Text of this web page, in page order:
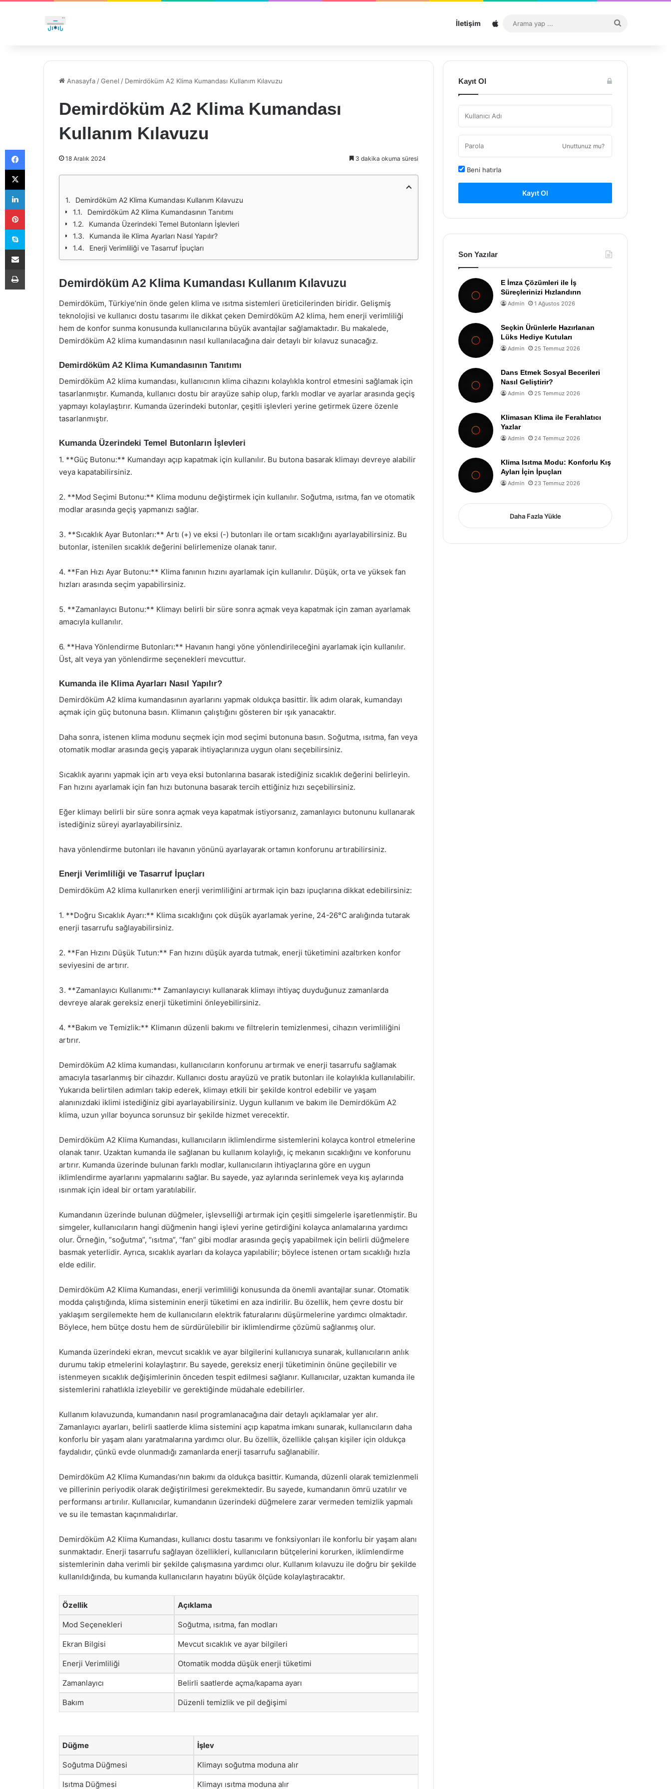
İletişim Sitemap
...
Anasayfa /Genel / Demirdöküm A2 Klima Kumandası Kullanım Kılavuzu
Demirdöküm A2 Klima Kumandası
Kullanım Kılavuzu
18 Aralık 2024 3 dakika okuma süresi
Demirdöküm A2 Klima Kumandası Kullanım Kılavuzu
Demirdöküm A2 Klima Kumandasının Tanıtımı
Kumanda Üzerindeki Temel Butonların İşlevleri
Kumanda ile Klima Ayarları Nasıl Yapılır?
Enerji Verimliliği ve Tasarruf İpuçları
Demirdöküm A2 Klima Kumandası Kullanım Kılavuzu
Demirdöküm, Türkiye’nin önde gelen klima ve ısıtma sistemleri üreticilerinden biridir. Gelişmiş
teknolojisi ve kullanıcı dostu tasarımı ile dikkat çeken Demirdöküm A2 klima, hem enerji verimliliği
hem de konfor sunma konusunda kullanıcılarına büyük avantajlar sağlamaktadır. Bu makalede,
Demirdöküm A2 klima kumandasının nasıl kullanılacağına dair detaylı bir kılavuz sunacağız.
Demirdöküm A2 Klima Kumandasının Tanıtımı
Demirdöküm A2 klima kumandası, kullanıcının klima cihazını kolaylıkla kontrol etmesini sağlamak için
tasarlanmıştır. Kumanda, kullanıcı dostu bir arayüze sahip olup, farklı modlar ve ayarlar arasında geçiş
yapmayı kolaylaştırır. Kumanda üzerindeki butonlar, çeşitli işlevleri yerine getirmek üzere özenle
tasarlanmıştır.
Kumanda Üzerindeki Temel Butonların İşlevleri
1. **Güç Butonu:** Kumandayı açıp kapatmak için kullanılır. Bu butona basarak klimayı devreye alabilir
veya kapatabilirsiniz.
2. **Mod Seçimi Butonu:** Klima modunu değiştirmek için kullanılır. Soğutma, ısıtma, fan ve otomatik
modlar arasında geçiş yapmanızı sağlar.
3. **Sıcaklık Ayar Butonları:** Artı (+) ve eksi (-) butonları ile ortam sıcaklığını ayarlayabilirsiniz. Bu
butonlar, istenilen sıcaklık değerini belirlemenize olanak tanır.
4. **Fan Hızı Ayar Butonu:** Klima fanının hızını ayarlamak için kullanılır. Düşük, orta ve yüksek fan
hızları arasında seçim yapabilirsiniz.
5. **Zamanlayıcı Butonu:** Klimayı belirli bir süre sonra açmak veya kapatmak için zaman ayarlamak
amacıyla kullanılır.
6. **Hava Yönlendirme Butonları:** Havanın hangi yöne yönlendirileceğini ayarlamak için kullanılır.
Üst, alt veya yan yönlendirme seçenekleri mevcuttur.
Kumanda ile Klima Ayarları Nasıl Yapılır?
Demirdöküm A2 klima kumandasının ayarlarını yapmak oldukça basittir. İlk adım olarak, kumandayı
açmak için güç butonuna basın. Klimanın çalıştığını gösteren bir ışık yanacaktır.
Daha sonra, istenen klima modunu seçmek için mod seçimi butonuna basın. Soğutma, ısıtma, fan veya
otomatik modlar arasında geçiş yaparak ihtiyaçlarınıza uygun olanı seçebilirsiniz.
Sıcaklık ayarını yapmak için artı veya eksi butonlarına basarak istediğiniz sıcaklık değerini belirleyin.
Fan hızını ayarlamak için fan hızı butonuna basarak tercih ettiğiniz hızı seçebilirsiniz.
Eğer klimayı belirli bir süre sonra açmak veya kapatmak istiyorsanız, zamanlayıcı butonunu kullanarak
istediğiniz süreyi ayarlayabilirsiniz.
hava yönlendirme butonları ile havanın yönünü ayarlayarak ortamın konforunu artırabilirsiniz.
Enerji Verimliliği ve Tasarruf İpuçları
Demirdöküm A2 klima kullanırken enerji verimliliğini artırmak için bazı ipuçlarına dikkat edebilirsiniz:
1. **Doğru Sıcaklık Ayarı:** Klima sıcaklığını çok düşük ayarlamak yerine, 24-26°C aralığında tutarak
enerji tasarrufu sağlayabilirsiniz.
2. **Fan Hızını Düşük Tutun:** Fan hızını düşük ayarda tutmak, enerji tüketimini azaltırken konfor
seviyesini de artırır.
3. **Zamanlayıcı Kullanımı:** Zamanlayıcıyı kullanarak klimayı ihtiyaç duyduğunuz zamanlarda
devreye alarak gereksiz enerji tüketimini önleyebilirsiniz.
4. **Bakım ve Temizlik:** Klimanın düzenli bakımı ve filtrelerin temizlenmesi, cihazın verimliliğini
artırır.
Demirdöküm A2 klima kumandası, kullanıcıların konforunu artırmak ve enerji tasarrufu sağlamak
amacıyla tasarlanmış bir cihazdır. Kullanıcı dostu arayüzü ve pratik butonları ile kolaylıkla kullanılabilir.
Yukarıda belirtilen adımları takip ederek, klimayı etkili bir şekilde kontrol edebilir ve yaşam
alanınızdaki iklimi istediğiniz gibi ayarlayabilirsiniz. Uygun kullanım ve bakım ile Demirdöküm A2
klima, uzun yıllar boyunca sorunsuz bir şekilde hizmet verecektir.
Demirdöküm A2 Klima Kumandası, kullanıcıların iklimlendirme sistemlerini kolayca kontrol etmelerine
olanak tanır. Uzaktan kumanda ile sağlanan bu kullanım kolaylığı, iç mekanın sıcaklığını ve konforunu
artırır. Kumanda üzerinde bulunan farklı modlar, kullanıcıların ihtiyaçlarına göre en uygun
iklimlendirme ayarlarını yapmalarını sağlar. Bu sayede, yaz aylarında serinlemek veya kış aylarında
ısınmak için ideal bir ortam yaratılabilir.
Kumandanın üzerinde bulunan düğmeler, işlevselliği artırmak için çeşitli simgelerle işaretlenmiştir. Bu
simgeler, kullanıcıların hangi düğmenin hangi işlevi yerine getirdiğini kolayca anlamalarına yardımcı
olur. Örneğin, “soğutma”, “ısıtma”, “fan” gibi modlar arasında geçiş yapabilmek için belirli düğmelere
basmak yeterlidir. Ayrıca, sıcaklık ayarları da kolayca yapılabilir; böylece istenen ortam sıcaklığı hızla
elde edilir.
Demirdöküm A2 Klima Kumandası, enerji verimliliği konusunda da önemli avantajlar sunar. Otomatik
modda çalıştığında, klima sisteminin enerji tüketimi en aza indirilir. Bu özellik, hem çevre dostu bir
yaklaşım sergilemekte hem de kullanıcıların elektrik faturalarını düşürmelerine yardımcı olmaktadır.
Böylece, hem bütçe dostu hem de sürdürülebilir bir iklimlendirme çözümü sağlanmış olur.
Kumanda üzerindeki ekran, mevcut sıcaklık ve ayar bilgilerini kullanıcıya sunarak, kullanıcıların anlık
durumu takip etmelerini kolaylaştırır. Bu sayede, gereksiz enerji tüketiminin önüne geçilebilir ve
istenmeyen sıcaklık değişimlerinin önceden tespit edilmesi sağlanır. Kullanıcılar, uzaktan kumanda ile
sistemlerini rahatlıkla izleyebilir ve gerektiğinde müdahale edebilirler.
Kullanım kılavuzunda, kumandanın nasıl programlanacağına dair detaylı açıklamalar yer alır.
Zamanlayıcı ayarları, belirli saatlerde klima sistemini açıp kapatma imkanı sunarak, kullanıcıların daha
konforlu bir yaşam alanı yaratmalarına yardımcı olur. Bu özellik, özellikle çalışan kişiler için oldukça
faydalıdır, çünkü evde olunmadığı zamanlarda enerji tasarrufu sağlanabilir.
Demirdöküm A2 Klima Kumandası’nın bakımı da oldukça basittir. Kumanda, düzenli olarak temizlenmeli
ve pillerinin periyodik olarak değiştirilmesi gerekmektedir. Bu sayede, kumandanın ömrü uzatılır ve
performansı artırılır. Kullanıcılar, kumandanın üzerindeki düğmelere zarar vermeden temizlik yapmalı
ve su ile temastan kaçınmalıdırlar.
Demirdöküm A2 Klima Kumandası, kullanıcı dostu tasarımı ve fonksiyonları ile konforlu bir yaşam alanı
sunmaktadır. Enerji tasarrufu sağlayan özellikleri, kullanıcıların bütçelerini korurken, iklimlendirme
sistemlerinin daha verimli bir şekilde çalışmasına yardımcı olur. Kullanım kılavuzu ile doğru bir şekilde
kullanıldığında, bu kumanda kullanıcıların hayatını büyük ölçüde kolaylaştıracaktır.
Özellik Açıklama
Mod Seçenekleri Soğutma, ısıtma, fan modları
Ekran Bilgisi Mevcut sıcaklık ve ayar bilgileri
Enerji Verimliliği Otomatik modda düşük enerji tüketimi
Zamanlayıcı Belirli saatlerde açma/kapama ayarı
Bakım Düzenli temizlik ve pil değişimi
Düğme İşlev
Soğutma Düğmesi Klimayı soğutma moduna alır
Isıtma Düğmesi Klimayı ısıtma moduna alır
Kayıt Ol
Unuttunuz mu?
Beni hatırla
Kayıt Ol
Son Yazılar
E İmza Çözümleri ile İş
Süreçlerinizi Hızlandırın
Admin 1 Ağustos 2026
Seçkin Ürünlerle Hazırlanan
Lüks Hediye Kutuları
Admin 25 Temmuz 2026
Dans Etmek Sosyal Becerileri
Nasıl Geliştirir?
Admin 25 Temmuz 2026
Klimasan Klima ile Ferahlatıcı
Yazlar
Admin 24 Temmuz 2026
Klima Isıtma Modu: Konforlu Kış
Ayları İçin İpuçları
Admin 23 Temmuz 2026
Daha Fazla Yükle
Facebook
X
LinkedIn
Pinterest
Skype
E-Posta ile paylaş